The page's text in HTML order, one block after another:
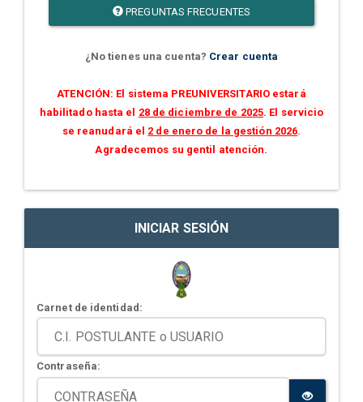
PREGUNTAS FRECUENTES
¿No tienes una cuenta? Crear cuenta
ATENCIÓN: El sistema PREUNIVERSITARIO estará
habilitado hasta el 28 de diciembre de 2025. El servicio
se reanudará el 2 de enero de la gestión 2026.
Agradecemos su gentil atención.
INICIAR SESIÓN
Carnet de identidad:
Contraseña: